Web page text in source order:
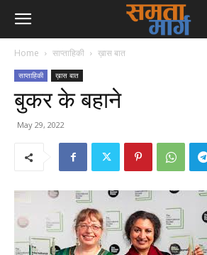
Home साप्ताहिकी ख़ास बात
साप्ताहिकी ख़ास बात
बुकर के बहाने
May 29, 2022